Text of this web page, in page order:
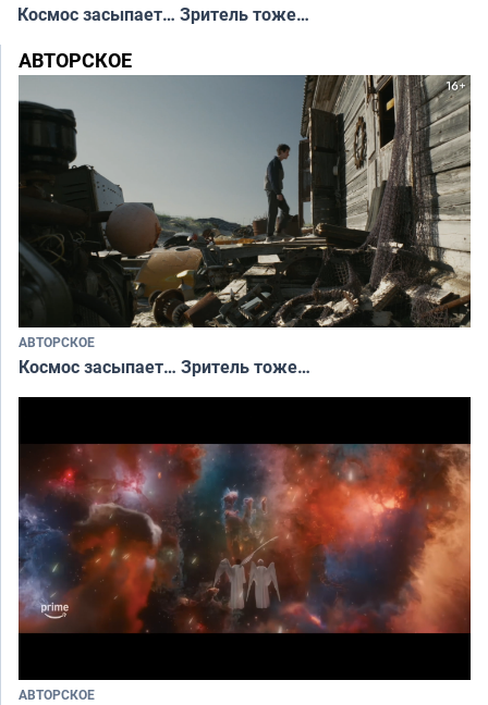
Космос засыпает… Зритель тоже…
АВТОРСКОЕ
АВТОРСКОЕ
Космос засыпает… Зритель тоже…
АВТОРСКОЕ